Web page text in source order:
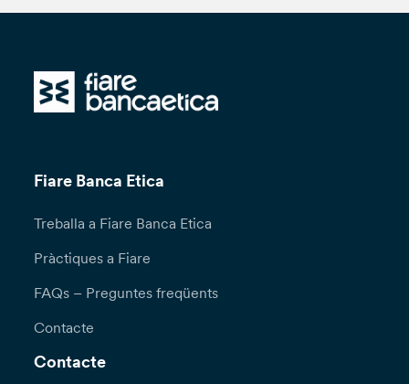
Fiare Banca Etica
Treballa a Fiare Banca Etica
Pràctiques a Fiare
FAQs – Preguntes freqüents
Contacte
Contacte